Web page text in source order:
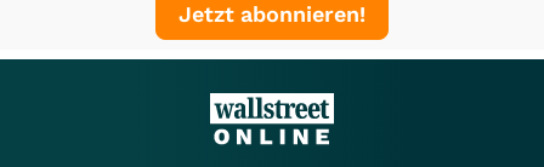
Jetzt abonnieren!